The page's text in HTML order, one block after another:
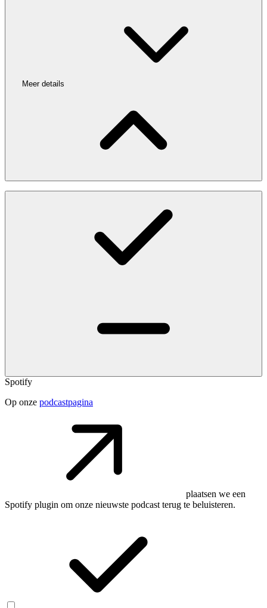
Meer details
Spotify
Op onze podcastpagina
plaatsen we een
Spotify plugin om onze nieuwste podcast terug te beluisteren.